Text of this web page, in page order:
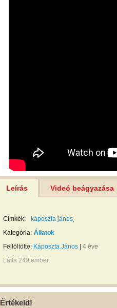
Leírás Videó beágyazása
Címkék:
káposzta jános
Kategória: Állatok
Feltöltötte: Káposzta János
4 éve
Látta 249 ember.
Értékeld!